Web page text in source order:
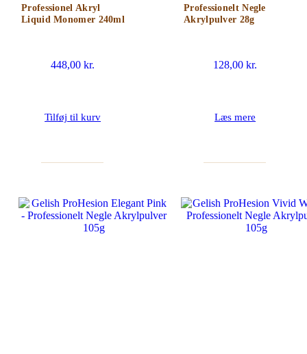
Professionel Akryl
Liquid Monomer 240ml
448,00 kr.
Tilføj til kurv
Professionelt Negle
Akrylpulver 28g
128,00 kr.
Læs mere